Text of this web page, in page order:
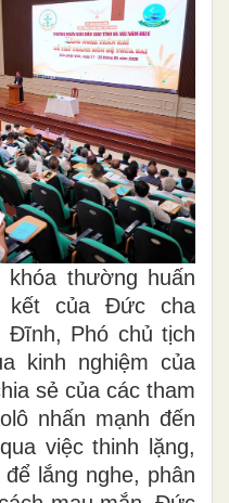
thường huấn
kết của Đức cha
Đĩnh, Phó chủ tịch
kinh nghiệm của
sẻ của các tham
nhấn mạnh đến
việc thinh lặng,
lắng nghe, phân